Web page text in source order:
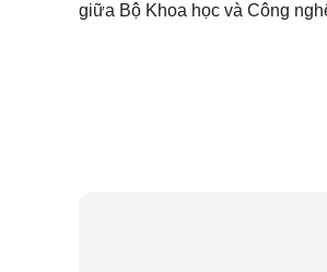
giữa Bộ Khoa học và Công